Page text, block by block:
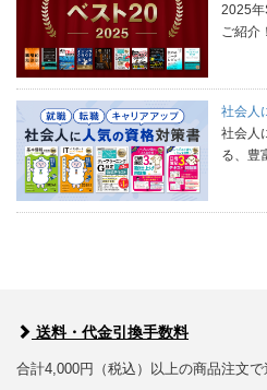
2025
ご紹介！
社会人
社会人
る、豊
送料・代金引換手数料
合計4,000円（税込）以上の商品注文